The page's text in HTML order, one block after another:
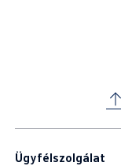
Ügyfélszolgálat